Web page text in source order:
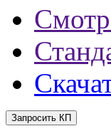
Запросить КП